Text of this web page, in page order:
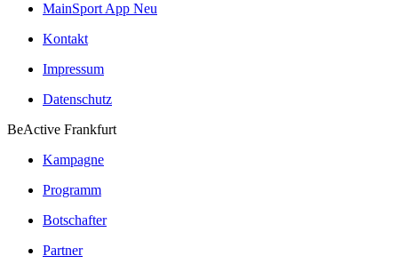
MainSport App Neu
Kontakt
Impressum
Datenschutz
BeActive Frankfurt
Kampagne
Programm
Botschafter
Partner